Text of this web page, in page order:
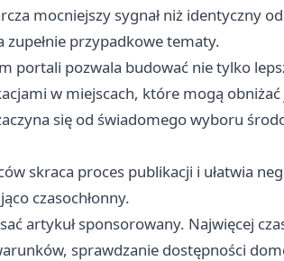
mocniejszy sygnał niż identyczny
przypadkowe tematy.
portali pozwala budować nie tylko
w miejscach, które mogą
się od świadomego wyboru
skraca proces publikacji i ułatwia
czasochłonny.
artykuł sponsorowany. Najwięcej
sprawdzanie dostępności